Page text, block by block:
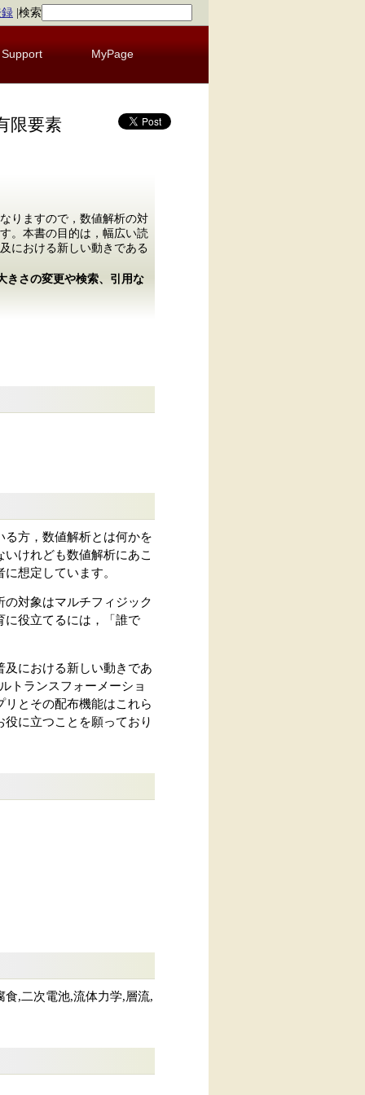
検索
Support MyPage
限要素
りますので，数値解析の対
。本書の目的は，幅広い読
における新しい動きである
きさの変更や検索、引用な
方，数値解析とは何かを
けれども数値解析にあこ
想定しています。
対象はマルチフィジック
に役立てるには，「誰で
における新しい動きであ
トランスフォーメーショ
とその配布機能はこれら
に立つことを願っており
,二次電池,流体力学,層流,